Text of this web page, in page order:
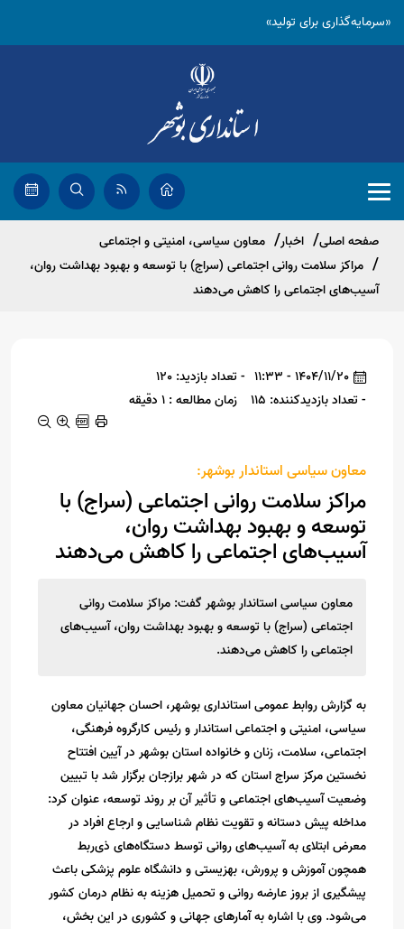
«سرمایه‌گذاری برای تولید»
صفحه اصلی اخبار
معاون سیاسی، امنیتی و اجتماعی
مراکز سلامت روانی اجتماعی (سراج) با توسعه و بهبود بهداشت روان،
آسیب‌های اجتماعی را کاهش می‌دهند
1404/11/20 - 11:33
- تعداد بازدید: 120
- تعداد بازدیدکننده: 115
زمان مطالعه : 1 دقیقه
معاون سیاسی استاندار بوشهر:
مراکز سلامت روانی اجتماعی (سراج) با
توسعه و بهبود بهداشت روان،
آسیب‌های اجتماعی را کاهش می‌دهند
معاون سیاسی استاندار بوشهر گفت: مراکز سلامت روانی
اجتماعی (سراج) با توسعه و بهبود بهداشت روان، آسیب‌های
اجتماعی را کاهش می‌دهند.
به گزارش روابط عمومی استانداری بوشهر، احسان جهانیان معاون
سیاسی، امنیتی و اجتماعی استاندار و رئیس کارگروه فرهنگی،
اجتماعی، سلامت، زنان و خانواده استان بوشهر در آیین افتتاح
نخستین مرکز سراج استان که در شهر برازجان برگزار شد با تبیین
وضعیت آسیب‌های اجتماعی و تأثیر آن بر روند توسعه، عنوان کرد:
مداخله پیش دستانه و تقویت نظام شناسایی و ارجاع افراد در
معرض ابتلای به آسیب‌های روانی توسط دستگاه‌های ذی‌ربط
همچون آموزش و پرورش، بهزیستی و دانشگاه علوم پزشکی باعث
پیشگیری از بروز عارضه روانی و تحمیل هزینه به نظام درمان کشور
می‌شود. وی با اشاره به آمارهای جهانی و کشوری در این بخش،